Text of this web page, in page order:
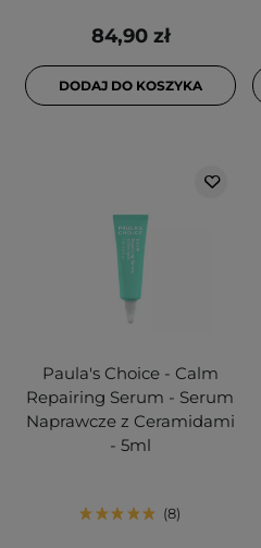
84,90 zł
DODAJ DO KOSZYKA
Paula's Choice - Calm
Repairing Serum - Serum
Naprawcze z Ceramidami
- 5ml
8